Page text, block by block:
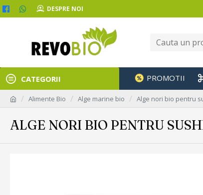
DESPRE NOI
CATEGORII PROMOTII
Alimente Bio Alge marine bio Alge nori bio pentru
ALGE NORI BIO PENTRU